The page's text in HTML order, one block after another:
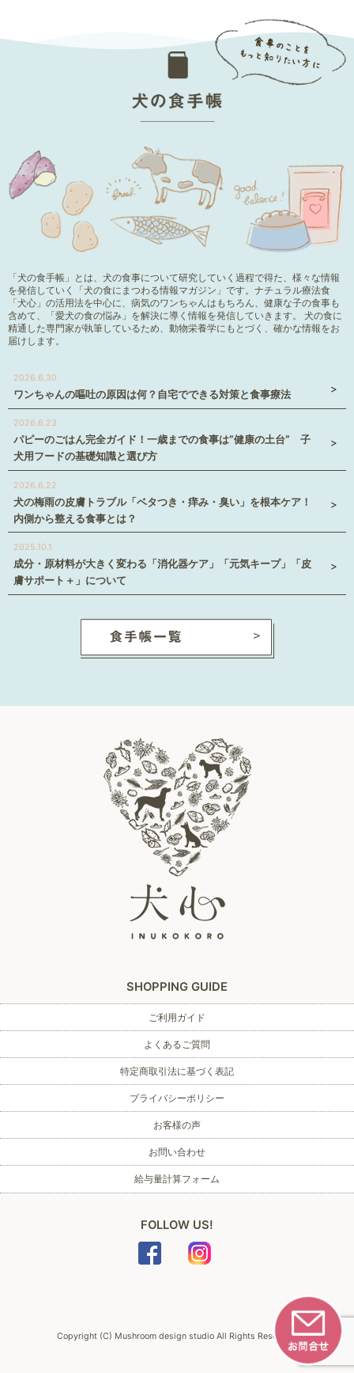
「犬の食手帳」とは、犬の食事について研究していく過程で得た、様々な情報
を発信していく「犬の食にまつわる情報マガジン」です。ナチュラル療法食
「犬心」の活用法を中心に、病気のワンちゃんはもちろん、健康な子の食事も
含めて、「愛犬の食の悩み」を解決に導く情報を発信していきます。 犬の食に
精通した専門家が執筆しているため、動物栄養学にもとづく、確かな情報をお
届けします。
2026.6.30
ワンちゃんの嘔吐の原因は何？自宅でできる対策と食事療法
2026.6.23
パピーのごはん完全ガイド！一歳までの食事は”健康の土台” 子
犬用フードの基礎知識と選び方
2026.6.22
犬の梅雨の皮膚トラブル「ベタつき・痒み・臭い」を根本ケア！
内側から整える食事とは？
2025.10.1
成分・原材料が大きく変わる「消化器ケア」「元気キープ」「皮
膚サポート＋」について
SHOPPING GUIDE
ご利用ガイド
よくあるご質問
特定商取引法に基づく表記
プライバシーポリシー
お客様の声
お問い合わせ
給与量計算フォーム
FOLLOW US!
Copyright (C) Mushroom design studio All Rights Reserved.